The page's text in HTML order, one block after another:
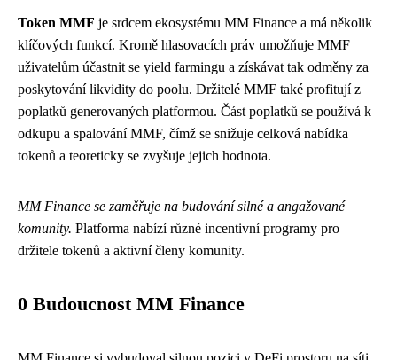
Token MMF je srdcem ekosystému MM Finance a má několik
klíčových funkcí. Kromě hlasovacích práv umožňuje MMF
uživatelům účastnit se yield farmingu a získávat tak odměny za
poskytování likvidity do poolu. Držitelé MMF také profitují z
poplatků generovaných platformou. Část poplatků se používá k
odkupu a spalování MMF, čímž se snižuje celková nabídka
tokenů a teoreticky se zvyšuje jejich hodnota.
MM Finance se zaměřuje na budování silné a angažované
komunity. Platforma nabízí různé incentivní programy pro
držitele tokenů a aktivní členy komunity.
0 Budoucnost MM Finance